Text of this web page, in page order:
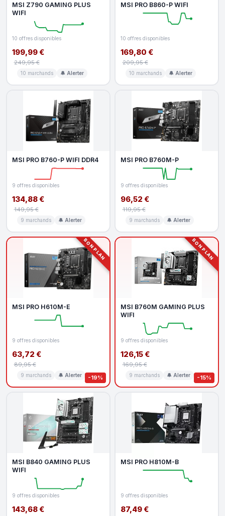
MSI Z790 GAMING PLUS
WIFI
10 offres disponibles
199,99 €
249,95 €
10 marchands 🔔 Alerter
MSI PRO B860-P WIFI
10 offres disponibles
169,80 €
209,95 €
10 marchands 🔔 Alerter
MSI PRO B760-P WIFI DDR4
9 offres disponibles
134,88 €
149,95 €
9 marchands 🔔 Alerter
MSI PRO B760M-P
9 offres disponibles
96,52 €
119,95 €
9 marchands 🔔 Alerter
BON PLAN
-19%
MSI PRO H610M-E
9 offres disponibles
63,72 €
89,95 €
9 marchands 🔔 Alerter
BON PLAN
-15%
MSI B760M GAMING PLUS
WIFI
9 offres disponibles
126,15 €
169,95 €
9 marchands 🔔 Alerter
MSI B840 GAMING PLUS
WIFI
9 offres disponibles
143,68 €
MSI PRO H810M-B
9 offres disponibles
87,49 €